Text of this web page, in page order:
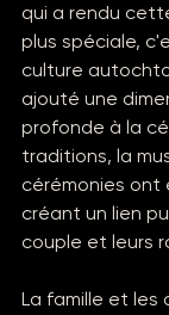
qui a rendu
plus spéciale,
culture
ajouté une
profonde à la
traditions, la
cérémonies ont
créant un lien
couple et leurs
La famille et les